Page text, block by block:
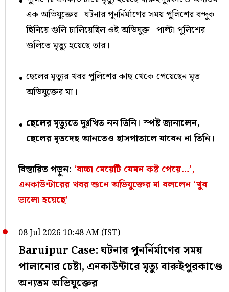
এক অভিযুক্তের। ঘটনার পুনর্নির্মাণের সময় পুলিশের বন্দুক
ছিনিয়ে গুলি চালিয়েছিল ওই অভিযুক্ত। পাল্টা পুলিশের
গুলিতে মৃত্যু হয়েছে তার।
ছেলের মৃত্যুর খবর পুলিশের কাছ থেকে পেয়েছেন মৃত
অভিযুক্তের মা।
ছেলের মৃত্যুতে দুঃখিত নন তিনি। স্পষ্ট জানালেন,
ছেলের মৃতদেহ আনতেও হাসপাতালে যাবেন না তিনি।
বিস্তারিত পড়ুন: ‘বাচ্চা মেয়েটি যেমন কষ্ট পেয়ে…’,
এনকাউন্টারের খবর শুনে অভিযুক্তের মা বললেন ‘খুব
ভালো হয়েছে’
08 Jul 2026 10:48 AM (IST)
Baruipur Case: ঘটনার পুনর্নির্মাণের সময়
পালানোর চেষ্টা, এনকাউন্টারে মৃত্যু বারুইপুরকাণ্ডে
অন্যতম অভিযুক্তের